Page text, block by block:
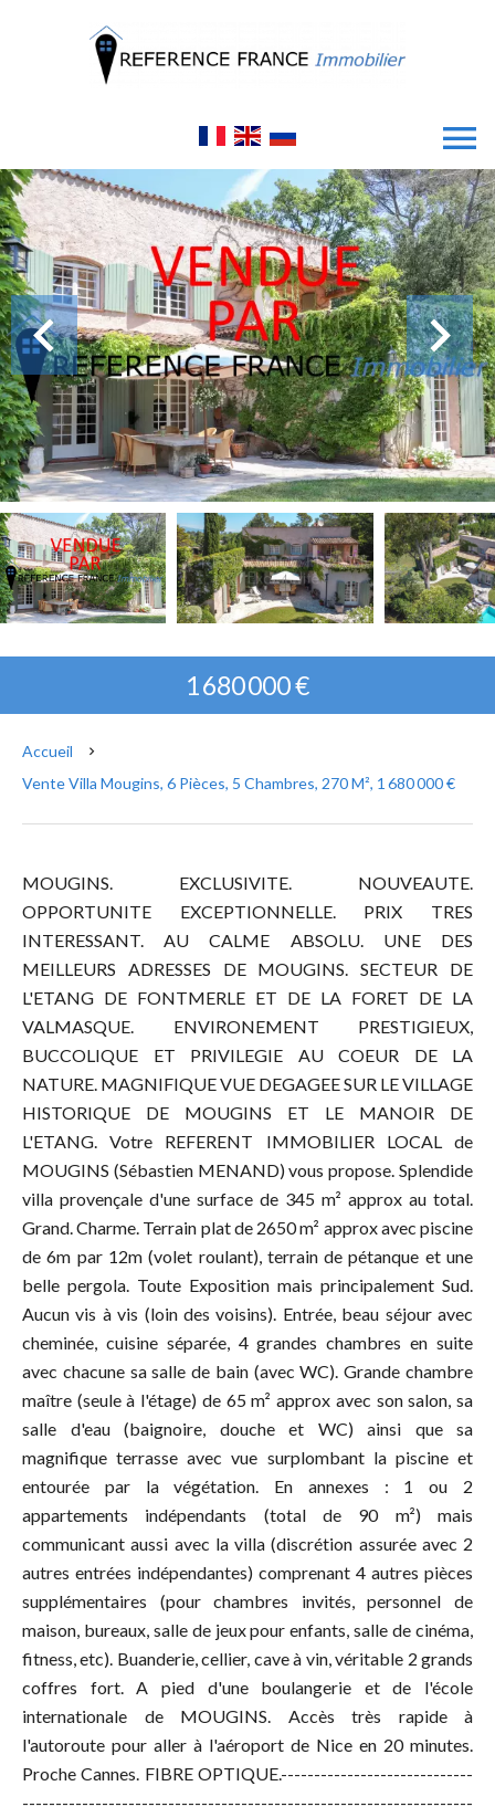
1 680 000 €
Accueil
Vente Villa Mougins, 6 Pièces, 5 Chambres, 270 M², 1 680 000 €
MOUGINS. EXCLUSIVITE. NOUVEAUTE.
OPPORTUNITE EXCEPTIONNELLE. PRIX TRES
INTERESSANT. AU CALME ABSOLU. UNE DES
MEILLEURS ADRESSES DE MOUGINS. SECTEUR DE
L'ETANG DE FONTMERLE ET DE LA FORET DE LA
VALMASQUE. ENVIRONEMENT PRESTIGIEUX,
BUCCOLIQUE ET PRIVILEGIE AU COEUR DE LA
NATURE. MAGNIFIQUE VUE DEGAGEE SUR LE VILLAGE
HISTORIQUE DE MOUGINS ET LE MANOIR DE
L'ETANG. Votre REFERENT IMMOBILIER LOCAL de
MOUGINS (Sébastien MENAND) vous propose. Splendide
villa provençale d'une surface de 345 m² approx au total.
Grand. Charme. Terrain plat de 2650 m² approx avec piscine
de 6m par 12m (volet roulant), terrain de pétanque et une
belle pergola. Toute Exposition mais principalement Sud.
Aucun vis à vis (loin des voisins). Entrée, beau séjour avec
cheminée, cuisine séparée, 4 grandes chambres en suite
avec chacune sa salle de bain (avec WC). Grande chambre
maître (seule à l'étage) de 65 m² approx avec son salon, sa
salle d'eau (baignoire, douche et WC) ainsi que sa
magnifique terrasse avec vue surplombant la piscine et
entourée par la végétation. En annexes : 1 ou 2
appartements indépendants (total de 90 m²) mais
communicant aussi avec la villa (discrétion assurée avec 2
autres entrées indépendantes) comprenant 4 autres pièces
supplémentaires (pour chambres invités, personnel de
maison, bureaux, salle de jeux pour enfants, salle de cinéma,
fitness, etc). Buanderie, cellier, cave à vin, véritable 2 grands
coffres fort. A pied d'une boulangerie et de l'école
internationale de MOUGINS. Accès très rapide à
l'autoroute pour aller à l'aéroport de Nice en 20 minutes.
Proche Cannes. FIBRE OPTIQUE.-----------------------------
--------------------------------------------------------------------